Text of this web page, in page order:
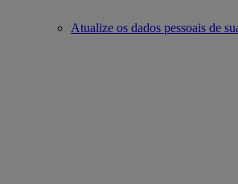
Atualize os dados pessoais de